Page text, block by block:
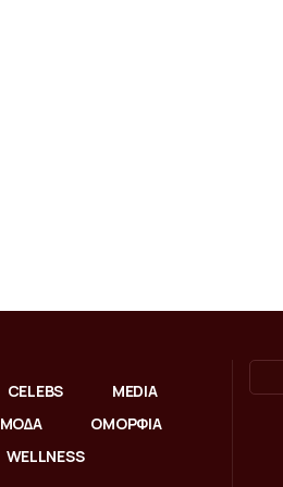
CELEBS
MEDIA
ΜΟΔΑ
ΟΜΟΡΦΙΑ
WELLNESS